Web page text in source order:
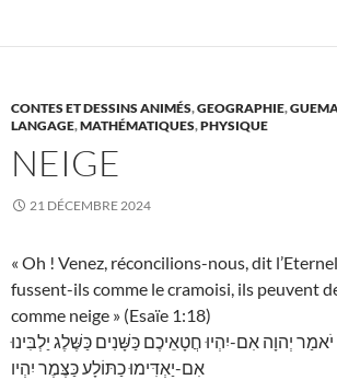
CONTES ET DESSINS ANIMÉS,GEOGRAPHIE,
LANGAGE,MATHÉMATIQUES,PHYSIQUE
NEIGE
21 DÉCEMBRE 2024
« Oh ! Venez, réconcilions-nous, dit
fussent-ils comme le cramoisi, ils peuvent
comme neige » (Esaïe 1:18)
יֹאמַר יְהוָה אִם-יִהְיוּ חֲטָאֵיכֶם כַּשָּׁנִים כַּשֶּׁלֶג יַלְבִּינוּ
אִם-יַאְדִּימוּ כַתּוֹלָע כַּצֶּמֶר יִהְיו